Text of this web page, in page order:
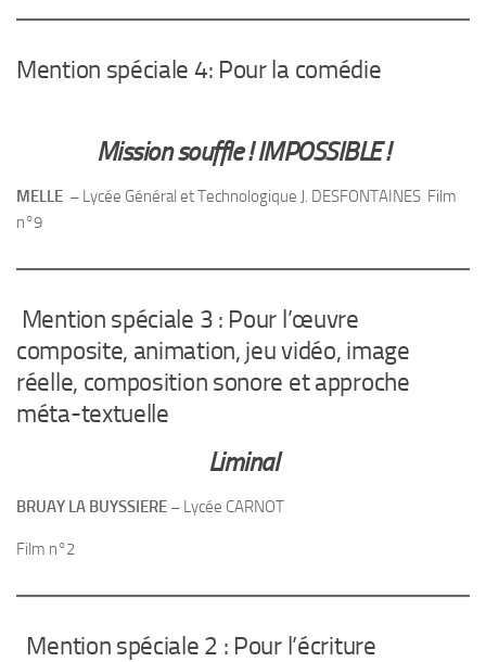
Mention spéciale 4: Pour la comédie
Mission souffle ! IMPOSSIBLE !
MELLE – Lycée Général et Technologique J. DESFONTAINES Film
n°9
Mention spéciale 3 : Pour l’œuvre
composite, animation, jeu vidéo, image
réelle, composition sonore et approche
méta-textuelle
Liminal
BRUAY LA BUYSSIERE – Lycée CARNOT
Film n°2
Mention spéciale 2 : Pour l’écriture